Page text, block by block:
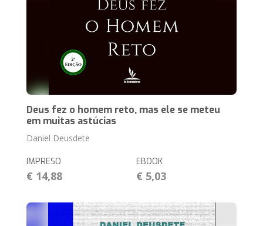
Deus fez o homem reto, mas ele se meteu
em muitas astúcias
Daniel Deusdete
IMPRESO
€ 14,88
EBOOK
€ 5,03